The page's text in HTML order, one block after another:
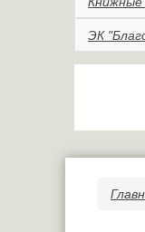
ЭК
Вы